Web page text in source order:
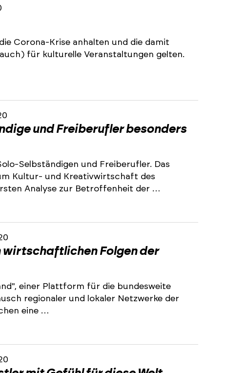
Corona-Krise anhalten und die damit
für kulturelle Veranstaltungen gelten.
und Freiberufler besonders
Selbständigen und Freiberufler. Das
Kultur- und Kreativwirtschaft des
Analyse zur Betroffenheit der …
wirtschaftlichen Folgen der
einer Plattform für die bundesweite
regionaler und lokaler Netzwerke der
eine …